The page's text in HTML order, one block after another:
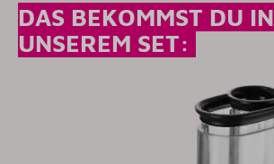
DAS BEKOMMST DU IN
UNSEREM SET: